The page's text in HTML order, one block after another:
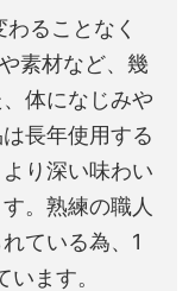
ることなく
素材など、幾
体になじみや
長年使用する
り深い味わい
。熟練の職人
ている為、1
ます。